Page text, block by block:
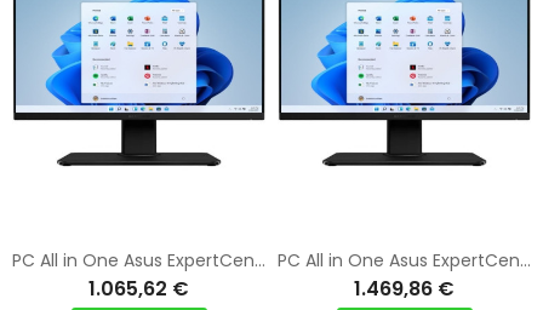
PC All in One Asus ExpertCenter P600 PM640KA-BPC176X Ryzen AI 5 330/ 16GB/ 512GB SSD/ 23.8"/ Win11 Pro
1.065,62 €
PC All in One Asus ExpertCenter P600 PM670KA-BPE109X Ryzen AI 7 350/ 16GB/ 512GB SSD/ 27"/ Win11 Pro
1.469,86 €